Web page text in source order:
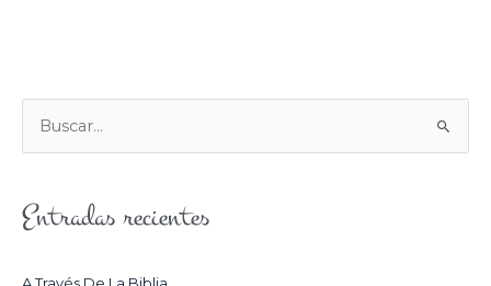
U
C
Entradas recientes